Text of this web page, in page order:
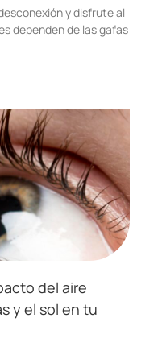
y disfrute al
dependen de las gafas
del aire
y el sol en tu